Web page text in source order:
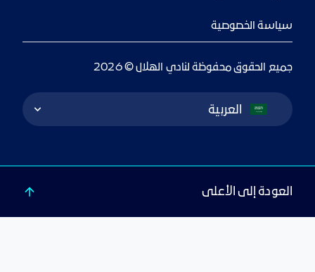
سياسة الخصوصية
جميع الحقوق محفوظة لنادي الهلال © 2026
Language Switcher
العربية
العودة إلى الأعلى